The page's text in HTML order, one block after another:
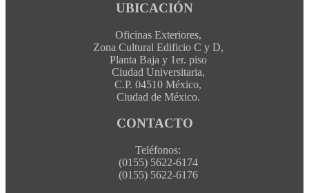
UBICACIÓN
Oficinas Exteriores,
Zona Cultural Edificio C y D,
Planta Baja y 1er. piso
Ciudad Universitaria,
C.P. 04510 México,
Ciudad de México.
CONTACTO
Teléfonos:
(0155) 5622-6174
(0155) 5622-6176